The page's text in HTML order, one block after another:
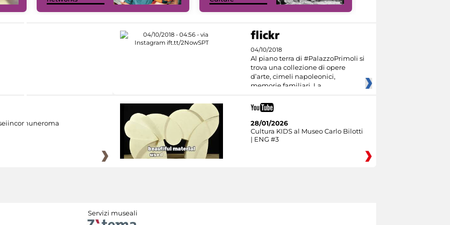
04/10/2018
Al piano terra di #PalazzoPrimoli si
trova una collezione di opere
d’arte, cimeli napoleonici,
memorie familiari. La
28/01/2026
Cultura KIDS al Museo Carlo Bilotti
| ENG #3
Servizi museali